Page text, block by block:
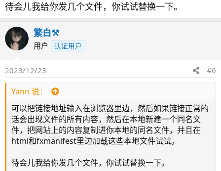
待会儿我给你发几个文件，你试试替换一下。
繁白⚒️
用户 认证用户
2023/12/23 #6
Yann 说：
可以把链接地址输入在浏览器里边，然后如果链接正常的
话会出现文件的所有内容，然后在本地新建一个同名文
件，把网站上的内容复制进你本地的同名文件，并且在
html和fxmanifest里边加载这些本地文件试试。
待会儿我给你发几个文件，你试试替换一下。